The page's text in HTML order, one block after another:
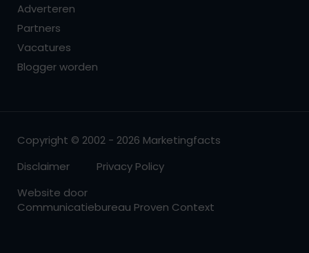
Adverteren
Partners
Vacatures
Blogger worden
Copyright © 2002 - 2026 Marketingfacts
Disclaimer
Privacy Policy
Website door
Communicatiebureau Proven Context